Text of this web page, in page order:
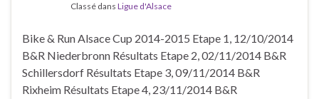
Classé dans Ligue d'Alsace
Bike & Run Alsace Cup 2014-2015 Etape 1, 12/10/2014
B&R Niederbronn Résultats Etape 2, 02/11/2014 B&R
Schillersdorf Résultats Etape 3, 09/11/2014 B&R
Rixheim Résultats Etape 4, 23/11/2014 B&R